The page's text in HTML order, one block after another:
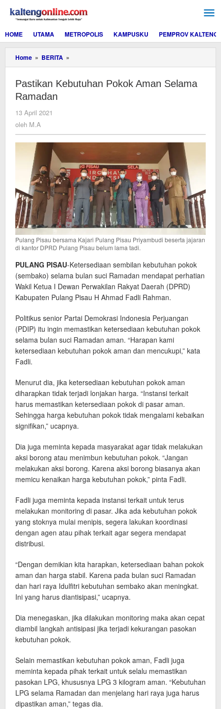
konten
HOME
UTAMA METROPOLIS KAMPUSKU PEMPROV KALTENG
Home » BERITA »
Kebutuhan
Aman
Pastikan Kebutuhan Pokok Aman Selama
Ramadan
13 April 2021
oleh M.A
Pulang Pisau bersama Kajari Pulang Pisau Priyambudi beserta jajaran
di kantor DPRD Pulang Pisau belum lama tadi.
PULANG PISAU-Ketersediaan sembilan kebutuhan pokok
(sembako) selama bulan suci Ramadan mendapat perhatian
Wakil Ketua I Dewan Perwakilan Rakyat Daerah (DPRD)
Kabupaten Pulang Pisau H Ahmad Fadli Rahman.
Politikus senior Partai Demokrasi Indonesia Perjuangan
(PDIP) itu ingin memastikan ketersediaan kebutuhan pokok
selama bulan suci Ramadan aman. “Harapan kami
ketersediaan kebutuhan pokok aman dan mencukupi,” kata
Fadli.
Menurut dia, jika ketersediaan kebutuhan pokok aman
diharapkan tidak terjadi lonjakan harga. “Instansi terkait
harus memastikan ketersediaan pokok di pasar aman.
Sehingga harga kebutuhan pokok tidak mengalami kebaikan
signifikan,” ucapnya.
Dia juga meminta kepada masyarakat agar tidak melakukan
aksi borong atau menimbun kebutuhan pokok. “Jangan
melakukan aksi borong. Karena aksi borong biasanya akan
memicu kenaikan harga kebutuhan pokok,” pinta Fadli.
Fadli juga meminta kepada instansi terkait untuk terus
melakukan monitoring di pasar. Jika ada kebutuhan pokok
yang stoknya mulai menipis, segera lakukan koordinasi
dengan agen atau pihak terkait agar segera mendapat
distribusi.
“Dengan demikian kita harapkan, ketersediaan bahan pokok
aman dan harga stabil. Karena pada bulan suci Ramadan
dan hari raya Idulfitri kebutuhan sembako akan meningkat.
Ini yang harus diantisipasi,” ucapnya.
Dia menegaskan, jika dilakukan monitoring maka akan cepat
diambil langkah antisipasi jika terjadi kekurangan pasokan
kebutuhan pokok.
Selain memastikan kebutuhan pokok aman, Fadli juga
meminta kepada pihak terkait untuk selalu memastikan
pasokan LPG, khususnya LPG 3 kilogram aman. “Kebutuhan
LPG selama Ramadan dan menjelang hari raya juga harus
dipastikan aman,” tegas dia.